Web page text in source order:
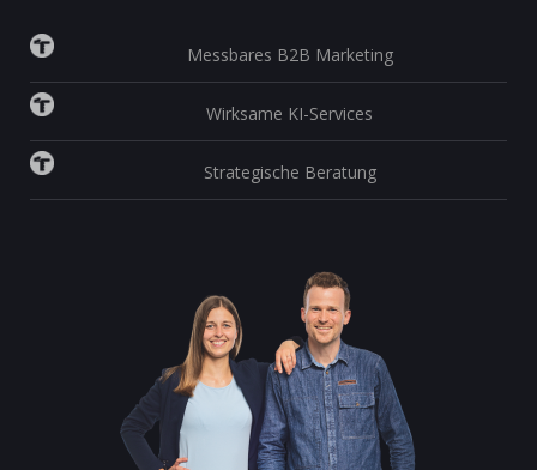
Messbares B2B Marketing
Wirksame KI-Services
Strategische Beratung